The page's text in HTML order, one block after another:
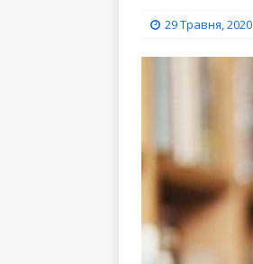
29 Травня, 2020